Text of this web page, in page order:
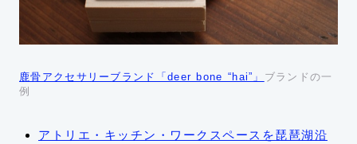
鹿骨アクセサリーブランド「deer bone “hai”」 ブランドの一
例
アトリエ・キッチン・ワークスペースを琵琶湖沿